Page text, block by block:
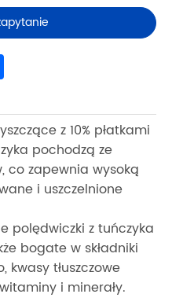
z 10% płatkami
pochodzą ze
co zapewnia wysoką
i uszczelnione
polędwiczki z tuńczyka
bogate w składniki
kwasy tłuszczowe
i minerały.